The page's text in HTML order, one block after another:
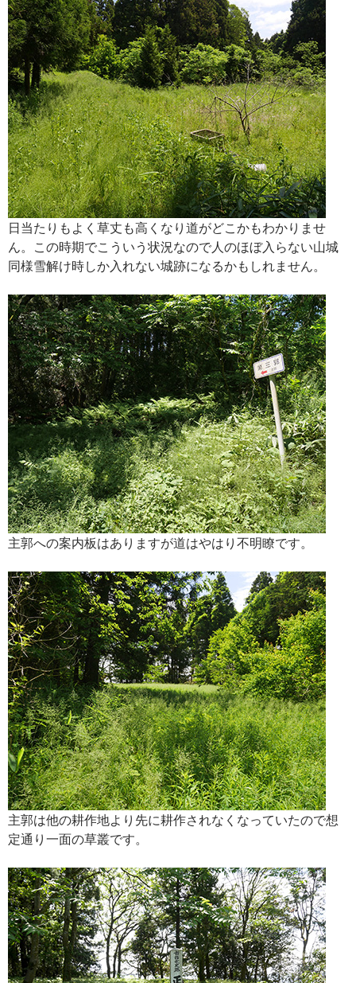
日当たりもよく草丈も高くなり道がどこかもわかりませ
ん。この時期でこういう状況なので人のほぼ入らない山城
同様雪解け時しか入れない城跡になるかもしれません。
主郭への案内板はありますが道はやはり不明瞭です。
主郭は他の耕作地より先に耕作されなくなっていたので想
定通り一面の草叢です。